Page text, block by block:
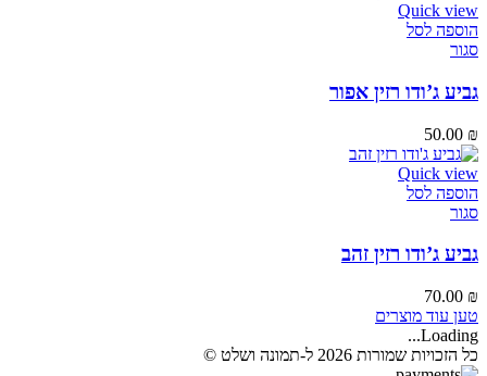
Quick view
הוספה לסל
סגור
גביע ג’ודו רזין אפור
50.00 ₪
Quick view
הוספה לסל
סגור
גביע ג’ודו רזין זהב
70.00 ₪
טען עוד מוצרים
Loading...
כל הזכויות שמורות 2026 ל-תמונה ושלט ©